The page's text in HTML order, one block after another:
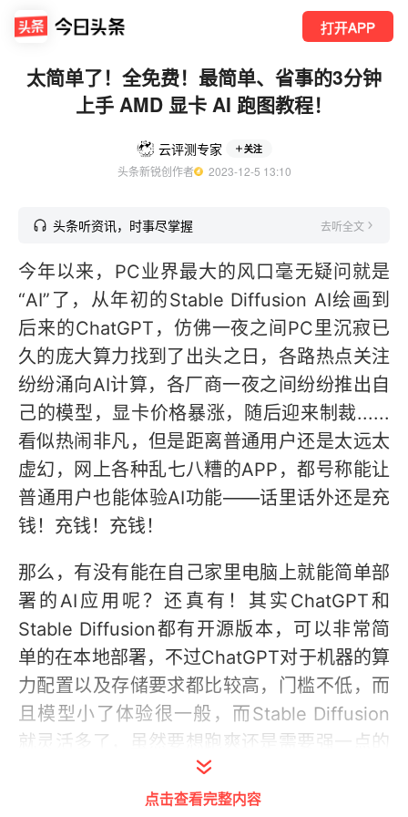
打开APP
太简单了！全免费！最简单、省事的3分钟
上手 AMD 显卡 AI 跑图教程！
云评测专家 关注
头条新锐创作者
  2023-12-5 13:10
头条听资讯，时事尽掌握 去听全文
今年以来，PC业界最大的风口毫无疑问就是
“AI”了，从年初的Stable Diffusion AI绘画到
后来的ChatGPT，仿佛一夜之间PC里沉寂已
久的庞大算力找到了出头之日，各路热点关注
纷纷涌向AI计算，各厂商一夜之间纷纷推出自
己的模型，显卡价格暴涨，随后迎来制裁......
看似热闹非凡，但是距离普通用户还是太远太
虚幻，网上各种乱七八糟的APP，都号称能让
普通用户也能体验AI功能——话里话外还是充
钱！充钱！充钱！
那么，有没有能在自己家里电脑上就能简单部
署的AI应用呢？还真有！其实ChatGPT和
Stable Diffusion都有开源版本，可以非常简
单的在本地部署，不过ChatGPT对于机器的算
力配置以及存储要求都比较高，门槛不低，而
且模型小了体验很一般，而Stable Diffusion
就灵活多了，虽然要想跑爽还是需要强一点的
CPU、显卡和大内存、大显存的，但是
需要集成显卡就可以跑！
点击查看完整内容